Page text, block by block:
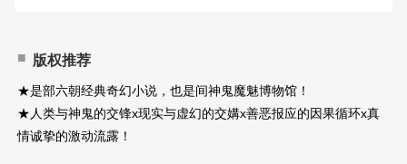
版权推荐
★是部六朝经典奇幻小说，也是间神鬼魔魅博物馆！
★人类与神鬼的交锋x现实与虚幻的交媾x善恶报应的因果循环x真
情诚挚的激动流露！